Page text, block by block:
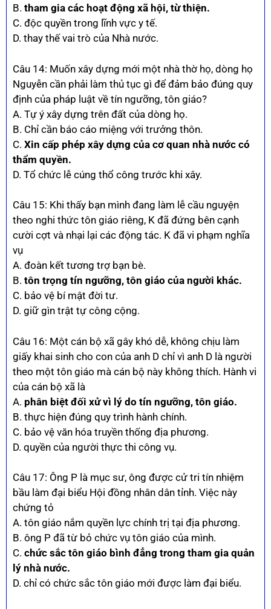
B. tham gia các hoạt động xã hội, từ thiện.
C. độc quyền trong lĩnh vực y tế.
D. thay thế vai trò của Nhà nước.
Câu 14: Muốn xây dựng mới một nhà thờ họ, dòng họ
Nguyễn cần phải làm thủ tục gì để đảm bảo đúng quy
định của pháp luật về tín ngưỡng, tôn giáo?
A. Tự ý xây dựng trên đất của dòng họ.
B. Chỉ cần báo cáo miệng với trưởng thôn.
C. Xin cấp phép xây dựng của cơ quan nhà nước có
thẩm quyền.
D. Tổ chức lễ cúng thổ công trước khi xây.
Câu 15: Khi thấy bạn mình đang làm lễ cầu nguyện
theo nghi thức tôn giáo riêng, K đã đứng bên cạnh
cười cợt và nhại lại các động tác. K đã vi phạm nghĩa
vụ
A. đoàn kết tương trợ bạn bè.
B. tôn trọng tín ngưỡng, tôn giáo của người khác.
C. bảo vệ bí mật đời tư.
D. giữ gìn trật tự công cộng.
Câu 16: Một cán bộ xã gây khó dễ, không chịu làm
giấy khai sinh cho con của anh D chỉ vì anh D là người
theo một tôn giáo mà cán bộ này không thích. Hành vi
của cán bộ xã là
A. phân biệt đối xử vì lý do tín ngưỡng, tôn giáo.
B. thực hiện đúng quy trình hành chính.
C. bảo vệ văn hóa truyền thống địa phương.
D. quyền của người thực thi công vụ.
Câu 17: Ông P là mục sư, ông được cử tri tín nhiệm
bầu làm đại biểu Hội đồng nhân dân tỉnh. Việc này
chứng tỏ
A. tôn giáo nắm quyền lực chính trị tại địa phương.
B. ông P đã từ bỏ chức vụ tôn giáo của mình.
C. chức sắc tôn giáo bình đẳng trong tham gia quản
lý nhà nước.
D. chỉ có chức sắc tôn giáo mới được làm đại biểu.